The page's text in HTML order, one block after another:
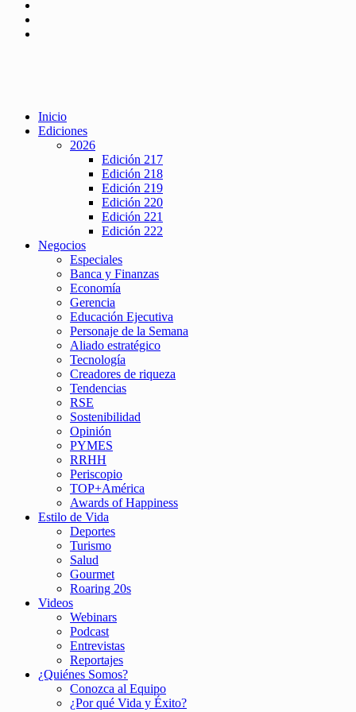
Inicio
Ediciones
2026
Edición 217
Edición 218
Edición 219
Edición 220
Edición 221
Edición 222
Negocios
Especiales
Banca y Finanzas
Economía
Gerencia
Educación Ejecutiva
Personaje de la Semana
Aliado estratégico
Tecnología
Creadores de riqueza
Tendencias
RSE
Sostenibilidad
Opinión
PYMES
RRHH
Periscopio
TOP+América
Awards of Happiness
Estilo de Vida
Deportes
Turismo
Salud
Gourmet
Roaring 20s
Videos
Webinars
Podcast
Entrevistas
Reportajes
¿Quiénes Somos?
Conozca al Equipo
¿Por qué Vida y Éxito?